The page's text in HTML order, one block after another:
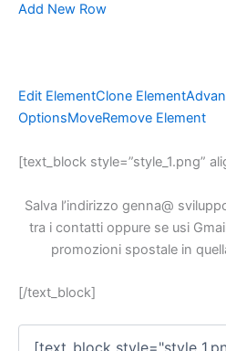
Add New Row
Edit ElementClone Element
OptionsMoveRemove Element
[text_block style=”style_1.png”
Salva l’indirizzo genna@
tra i contatti oppure se usi
promozioni spostale in
[/text_block]